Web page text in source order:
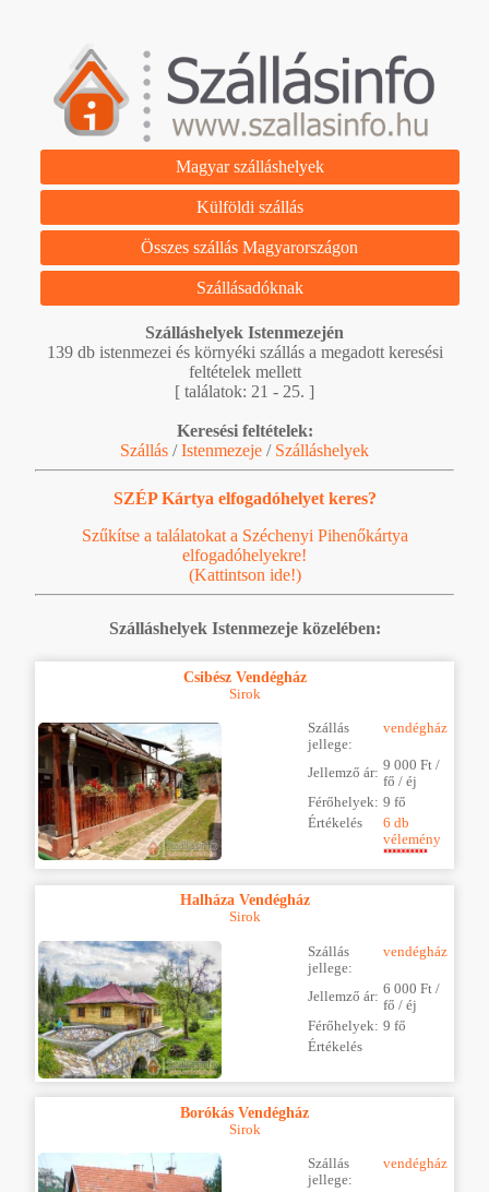
Magyar szálláshelyek
Külföldi szállás
Összes szállás Magyarországon
Szállásadóknak
Szálláshelyek Istenmezején
139 db istenmezei és környéki szállás a megadott keresési
feltételek mellett
[ találatok: 21 - 25. ]
Keresési feltételek:
Szállás /Istenmezeje / Szálláshelyek
SZÉP Kártya elfogadóhelyet keres?
Szűkítse a találatokat a Széchenyi Pihenőkártya
elfogadóhelyekre!
(Kattintson ide!)
Szálláshelyek Istenmezeje közelében:
Csibész Vendégház
Sirok
Szállás
jellege:
vendégház
Jellemző ár: 9 000 Ft /
fő / éj
Férőhelyek: 9 fő
Értékelés
6 db
vélemény
Halháza Vendégház
Sirok
Szállás
jellege:
vendégház
Jellemző ár: 6 000 Ft /
fő / éj
Férőhelyek: 9 fő
Értékelés
Borókás Vendégház
Sirok
Szállás
jellege:
vendégház